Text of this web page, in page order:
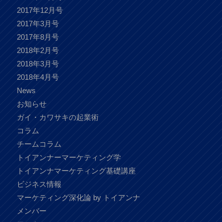
2017年12月号
2017年3月号
2017年8月号
2018年2月号
2018年3月号
2018年4月号
News
お知らせ
ガイ・カワサキの起業術
コラム
チームコラム
トイアンナーマーケティング学
トイアンナマーケティング基礎講座
ビジネス情報
マーケティング深化論 by トイアンナ
メンバー